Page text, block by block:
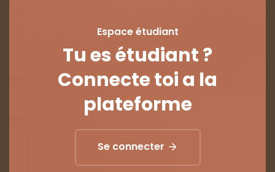
Espace étudiant
Tu es étudiant ?
Connecte toi a la
plateforme
Se connecter